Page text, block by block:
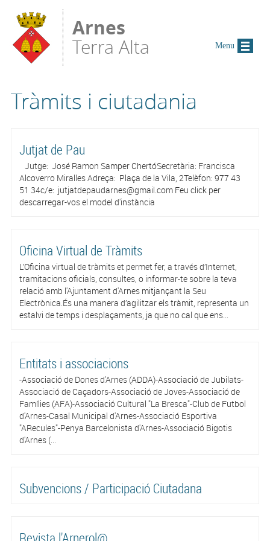
Arnes
Terra Alta
Tràmits i ciutadania
Jutjat de Pau
Jutge: José Ramon Samper ChertóSecretària: Francisca
Alcoverro Miralles Adreça: Plaça de la Vila, 2Telèfon: 977 43
51 34c/e: jutjatdepaudarnes@gmail.com Feu click per
descarregar-vos el model d'instància
Oficina Virtual de Tràmits
L’Oficina virtual de tràmits et permet fer, a través d’Internet,
tramitacions oficials, consultes, o informar-te sobre la teva
relació amb l'Ajuntament d'Arnes mitjançant la Seu
Electrònica.És una manera d’agilitzar els tràmit, representa un
estalvi de temps i desplaçaments, ja que no cal que ens...
Entitats i associacions
-Associació de Dones d'Arnes (ADDA)-Associació de Jubilats-
Associació de Caçadors-Associació de Joves-Associació de
Famílies (AFA)-Associació Cultural "La Bresca"-Club de Futbol
d'Arnes-Casal Municipal d'Arnes-Associació Esportiva
"ARecules"-Penya Barcelonista d'Arnes-Associació Bigotis
d'Arnes (...
Subvencions / Participació Ciutadana
Menu